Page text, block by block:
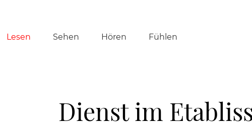
Navigation
Lesen Sehen Hören Fühlen
Dienst im